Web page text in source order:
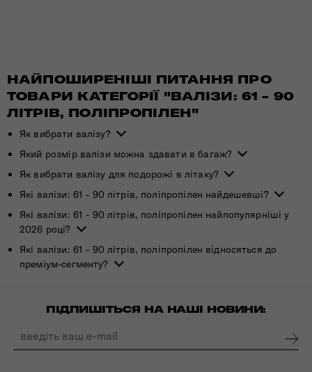
НАЙПОШИРЕНІШІ ПИТАННЯ ПРО
ТОВАРИ КАТЕГОРІЇ "ВАЛІЗИ: 61 - 90
ЛІТРІВ, ПОЛІПРОПІЛЕН"
Як вибрати валізу?
Який розмір валізи можна здавати в багаж?
Як вибрати валізу для подорожі в літаку?
Які валізи: 61 - 90 літрів, поліпропілен найдешевші?
Які валізи: 61 - 90 літрів, поліпропілен найпопулярніші у
2026 році?
Які валізи: 61 - 90 літрів, поліпропілен відносяться до
преміум-сегменту?
ПІДПИШІТЬСЯ НА НАШІ НОВИНИ: